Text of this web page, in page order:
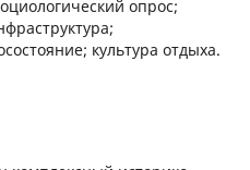
опрос;
культура отдыха.